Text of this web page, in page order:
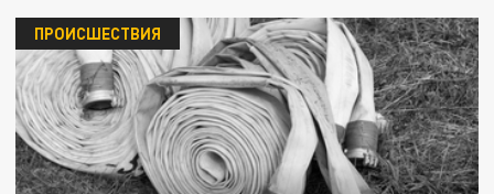
ПРОИСШЕСТВИЯ